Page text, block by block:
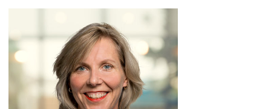
Circulaire
navigatie
(Neem
contact
met
ons
op)